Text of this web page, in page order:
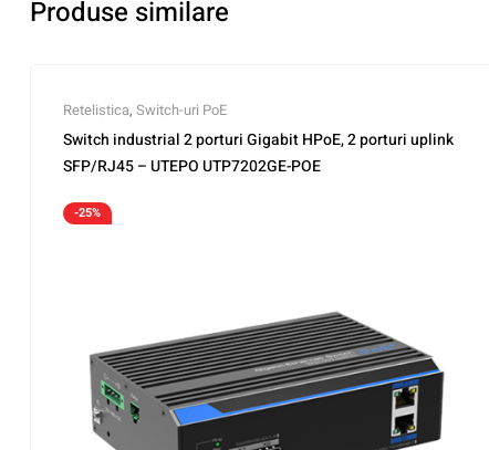
Produse similare
Retelistica, Switch-uri PoE
Switch industrial 2 porturi Gigabit HPoE, 2 porturi uplink
SFP/RJ45 – UTEPO UTP7202GE-POE
-25%